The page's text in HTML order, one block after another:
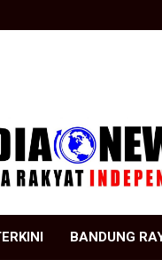
news
BANDUNG